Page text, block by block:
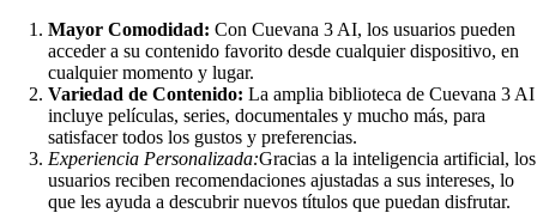
Mayor Comodidad: Con Cuevana 3 AI, los usuarios pueden
acceder a su contenido favorito desde cualquier dispositivo, en
cualquier momento y lugar.
Variedad de Contenido: La amplia biblioteca de Cuevana 3 AI
incluye películas, series, documentales y mucho más, para
satisfacer todos los gustos y preferencias.
Experiencia Personalizada:Gracias a la inteligencia artificial, los
usuarios reciben recomendaciones ajustadas a sus intereses, lo
que les ayuda a descubrir nuevos títulos que puedan disfrutar.